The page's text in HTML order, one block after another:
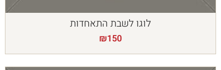
לוגו לשבת התאחדות
₪150